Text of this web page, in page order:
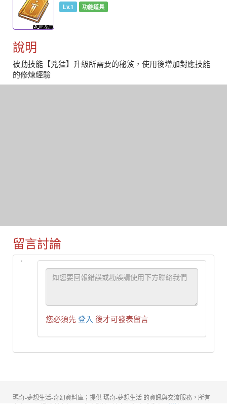
Lv.1 功能道具
說明
被動技能【兇猛】升級所需要的秘笈，使用後增加對應技能
的修煉經驗
留言討論
您必須先 登入 後才可發表留言
瑪奇-夢想生活-奇幻資料庫；提供 瑪奇-夢想生活 的資訊與交流服務，所有